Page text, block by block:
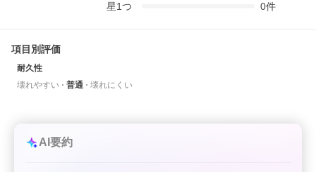
星1つ 0件
項目別評価
耐久性
壊れやすい
普通 壊れにくい
AI要約